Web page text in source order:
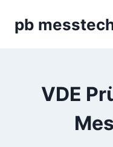
Inhaltpb
VDE